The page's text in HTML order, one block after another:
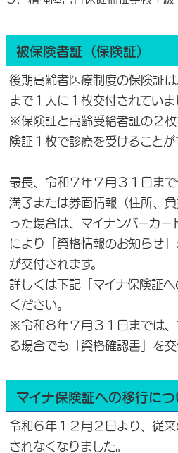
被保険者証（保険証）
後期高齢者医療制度の保険証
まで１人に１枚交付されていま
※保険証と高齢受給者証の２
険証１枚で診療を受けることが
最長、令和７年７月３１日ま
満了または券面情報（住所、
った場合は、マイナンバーカ
により「資格情報のお知らせ」
が交付されます。
詳しくは下記「マイナ保険証
ください。
※令和８年７月３１日までは
る場合でも「資格確認書」を交
マイナ保険証への移行につ
令和６年１２月２日より、従
されなくなりました。